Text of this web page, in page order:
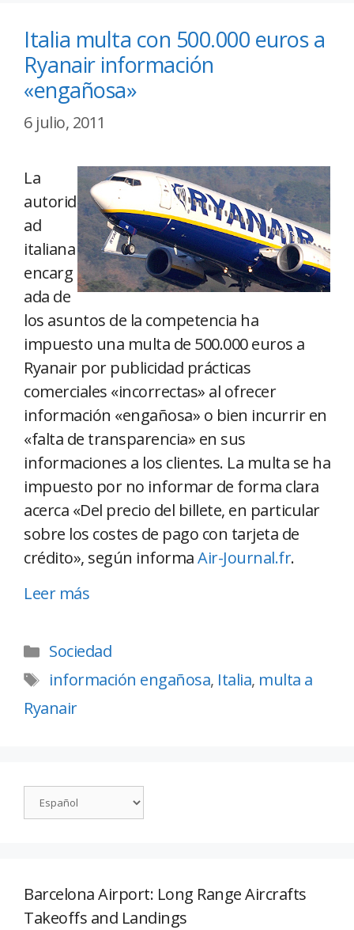
Italia multa con 500.000 euros a
Ryanair información
«engañosa»
6 julio, 2011
La
autorid
ad
italiana
encarg
ada de
los asuntos de la competencia ha
impuesto una multa de 500.000 euros a
Ryanair por publicidad prácticas
comerciales «incorrectas» al ofrecer
información «engañosa» o bien incurrir en
«falta de transparencia» en sus
informaciones a los clientes. La multa se ha
impuesto por no informar de forma clara
acerca «Del precio del billete, en particular
sobre los costes de pago con tarjeta de
crédito», según informaAir-Journal.fr.
Leer más
Sociedad
información engañosa, Italia, multa a
Ryanair
Barcelona Airport: Long Range Aircrafts
Takeoffs and Landings